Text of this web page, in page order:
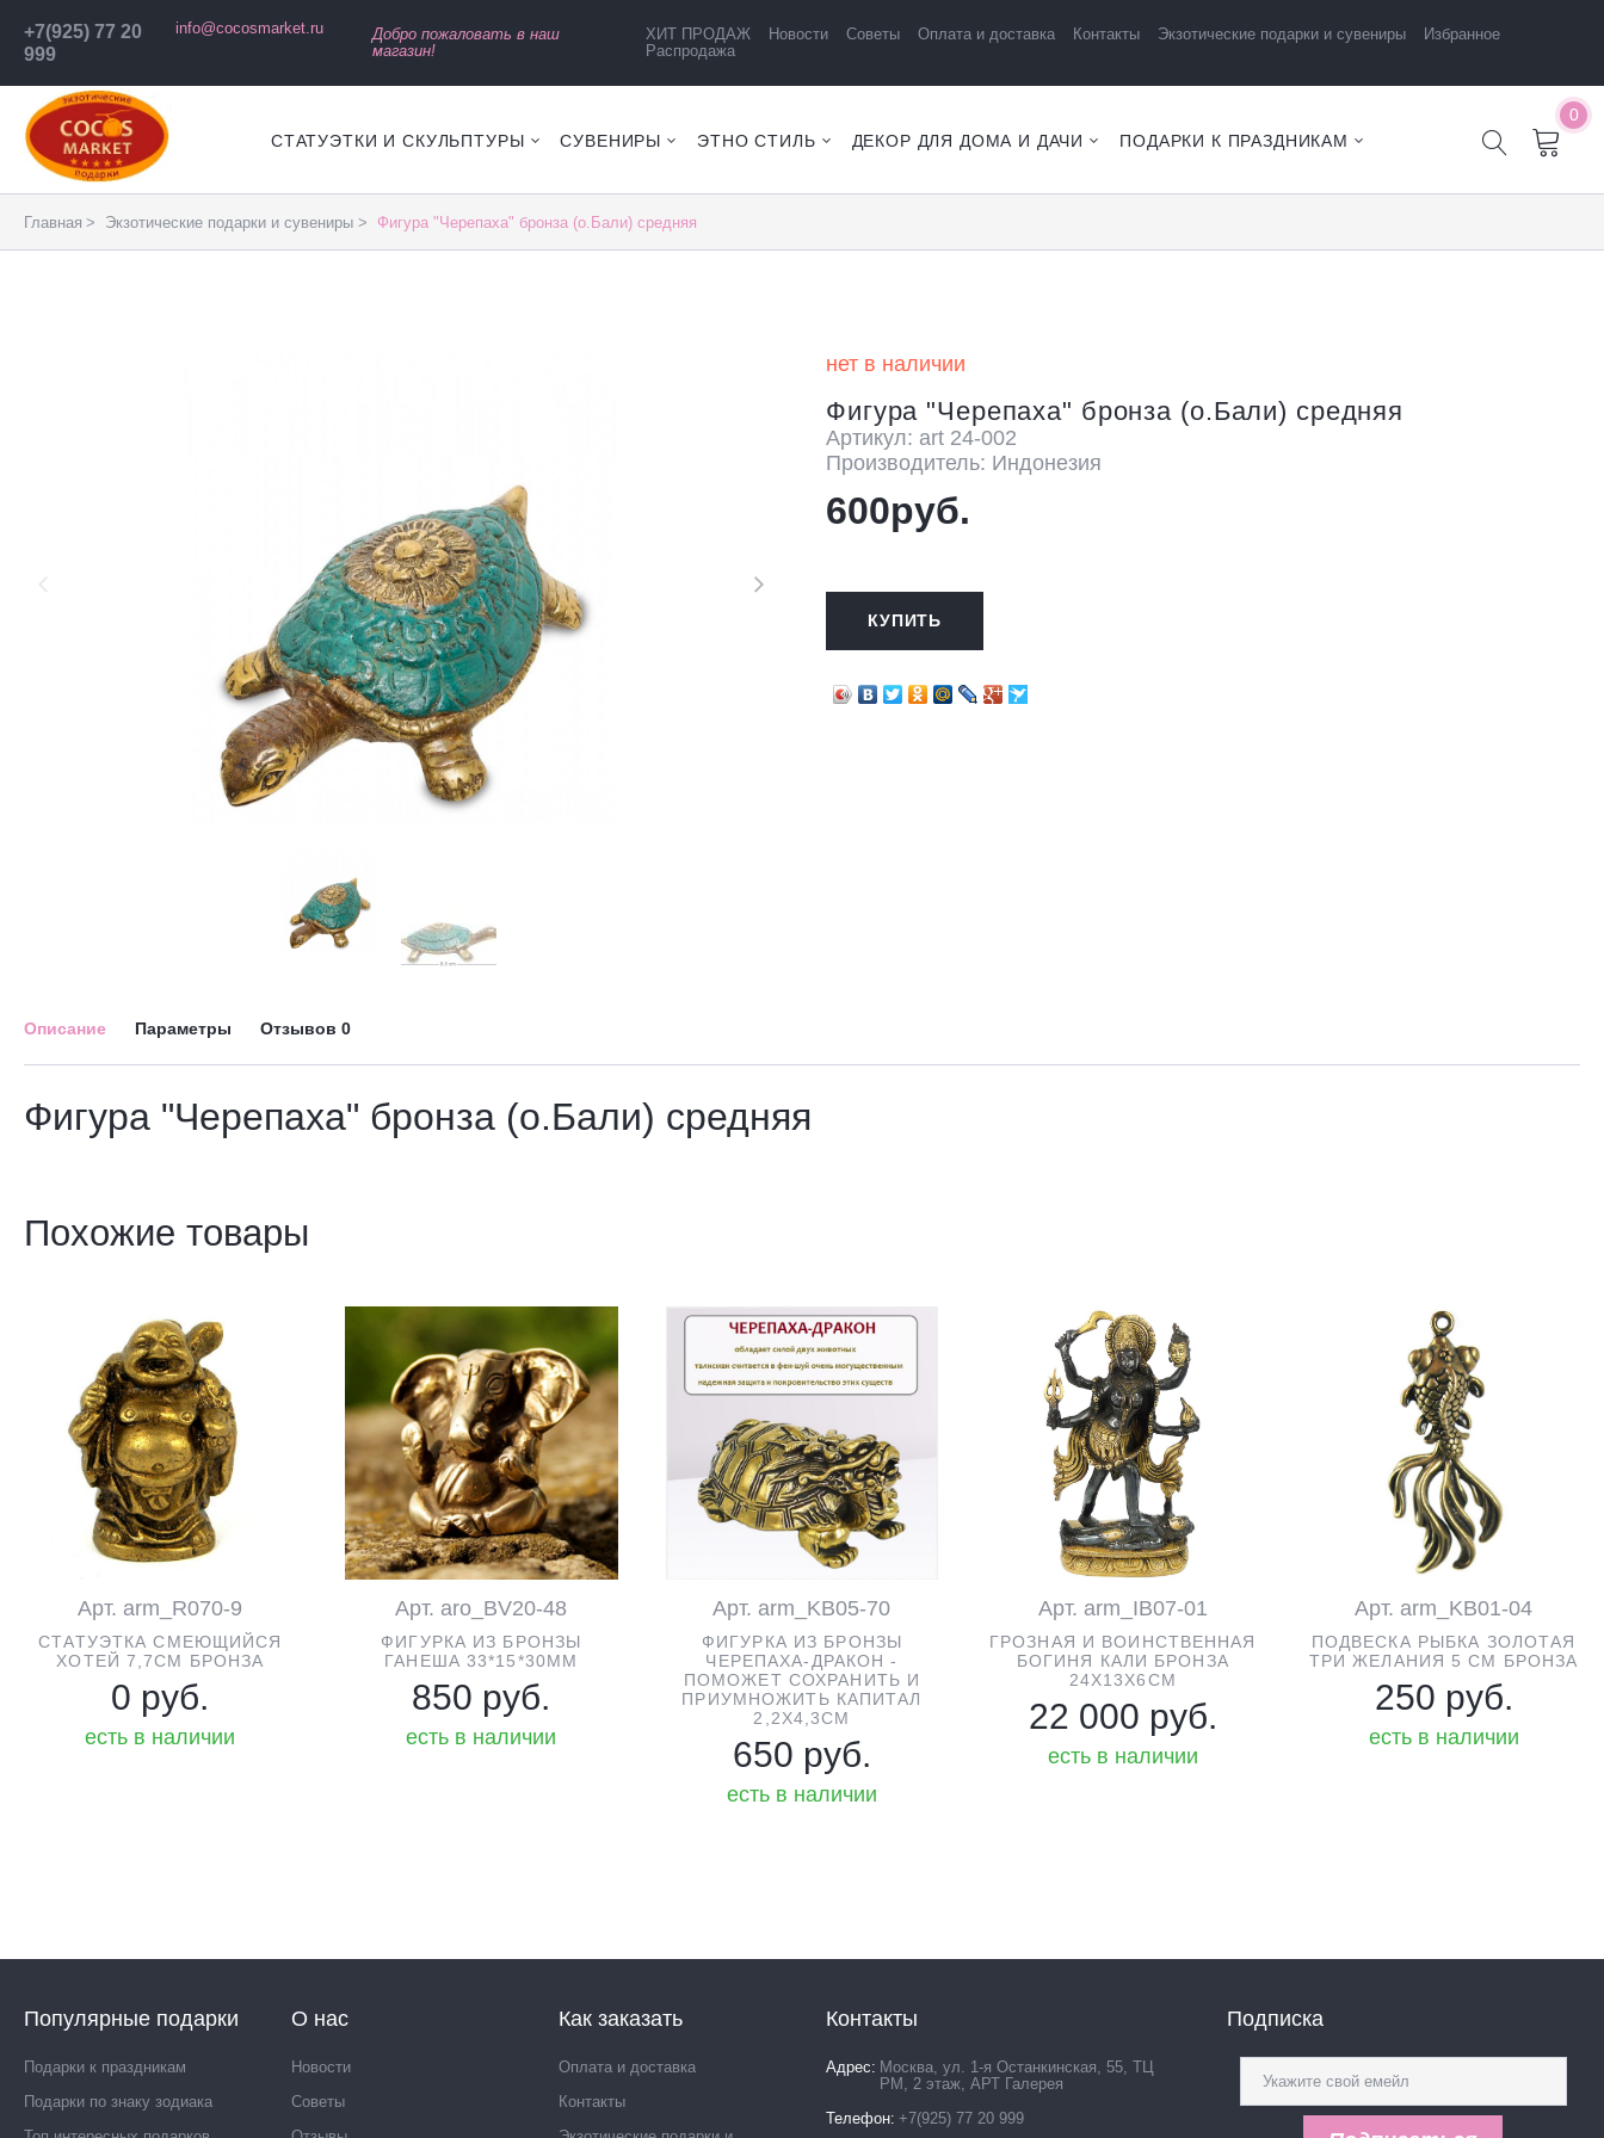
+7(925) 77 20
999
info@cocosmarket.ru
Добро пожаловать в наш
магазин!
ХИТ ПРОДАЖ Новости Советы Оплата и доставка Контакты Экзотические подарки и сувениры
Избранное
Распродажа
СТАТУЭТКИ И СКУЛЬПТУРЫ СУВЕНИРЫ ЭТНО СТИЛЬ ДЕКОР ДЛЯ ДОМА И ДАЧИ ПОДАРКИ К ПРАЗДНИКАМ
0
Главная Экзотические подарки и сувениры Фигура "Черепаха" бронза (о.Бали) средняя
нет в наличии
Фигура "Черепаха" бронза (о.Бали) средняя
Артикул: art 24-002
Производитель: Индонезия
600руб.
КУПИТЬ
Описание
Фигура "Черепаха" бронза (о.Бали) средняя
Параметры Отзывов 0
Похожие товары
Арт. arm_R070-9
СТАТУЭТКА СМЕЮЩИЙСЯ
ХОТЕЙ 7,7СМ БРОНЗА
0 руб.
есть в наличии
Арт. aro_BV20-48
ФИГУРКА ИЗ БРОНЗЫ
ГАНЕША 33*15*30ММ
850 руб.
есть в наличии
Арт. arm_KB05-70
ФИГУРКА ИЗ БРОНЗЫ
ЧЕРЕПАХА-ДРАКОН -
ПОМОЖЕТ СОХРАНИТЬ И
ПРИУМНОЖИТЬ КАПИТАЛ
2,2Х4,3СМ
650 руб.
есть в наличии
Арт. arm_IB07-01
ГРОЗНАЯ И ВОИНСТВЕННАЯ
БОГИНЯ КАЛИ БРОНЗА
24Х13Х6СМ
22 000 руб.
есть в наличии
Арт. arm_KB01-04
ПОДВЕСКА РЫБКА ЗОЛОТАЯ
ТРИ ЖЕЛАНИЯ 5 СМ БРОНЗА
250 руб.
есть в наличии
Популярные подарки
Подарки к праздникам
Подарки по знаку зодиака
О нас
Новости
Советы
Как заказать
Оплата и доставка
Контакты
Контакты
Адрес
Москва, ул. 1-я Останкинская, 55, ТЦ
РМ, 2 этаж, АРТ Галерея
Телефон +7(925) 77 20 999
Подписка